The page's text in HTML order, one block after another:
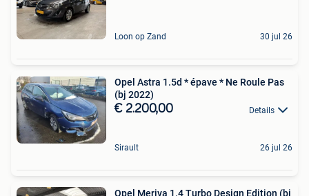
Loon op Zand 30 jul 26
Opel Astra 1.5d * épave * Ne Roule Pas
(bj 2022)
€ 2.200,00 Details
Sirault 26 jul 26
Opel Meriva 1.4 Turbo Design Edition (bj